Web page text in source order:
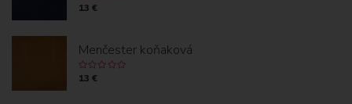
13 €
Menčester koňaková
13 €